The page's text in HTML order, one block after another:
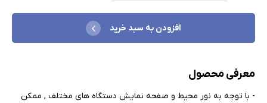
افزودن به سبد خرید
معرفی محصول
- با توجه به نور محیط و صفحه نمایش دستگاه های مختلف , ممکن